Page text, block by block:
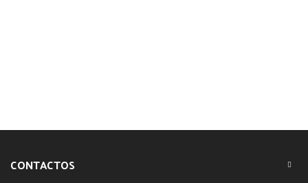
CONTACTOS